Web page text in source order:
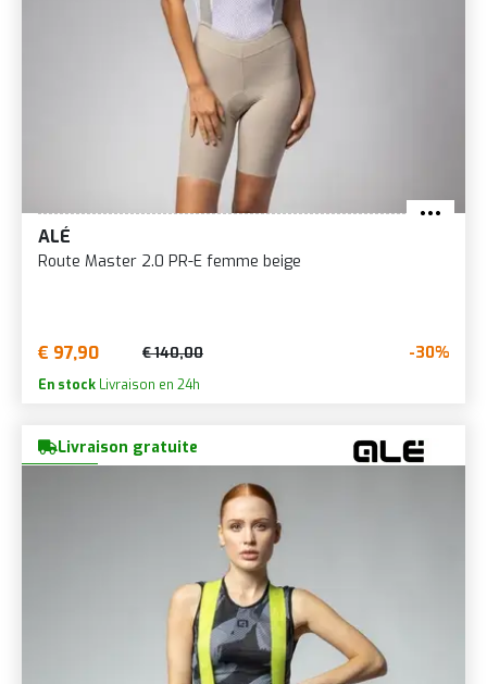
ALÉ
Route Master 2.0 PR-E femme beige
€ 97,90 € 140,00 -30%
En stock Livraison en 24h
Livraison gratuite